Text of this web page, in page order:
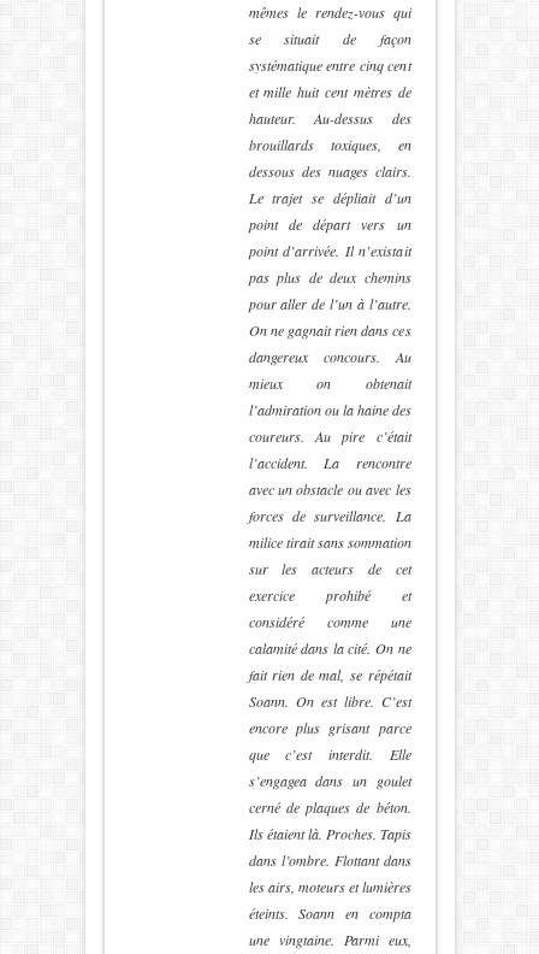
mêmes le rendez-vous qui
se situait de façon
systématique entre cinq cent
et mille huit cent mètres de
hauteur. Au-dessus des
brouillards toxiques, en
dessous des nuages clairs.
Le trajet se dépliait d’un
point de départ vers un
point d’arrivée. Il n’existait
pas plus de deux chemins
pour aller de l’un à l’autre.
On ne gagnait rien dans ces
dangereux concours. Au
mieux on obtenait
l’admiration ou la haine des
coureurs. Au pire c’était
l’accident. La rencontre
avec un obstacle ou avec les
forces de surveillance. La
milice tirait sans sommation
sur les acteurs de cet
exercice prohibé et
considéré comme une
calamité dans la cité. On ne
fait rien de mal, se répétait
Soann. On est libre. C’est
encore plus grisant parce
que c’est interdit. Elle
s’engagea dans un goulet
cerné de plaques de béton.
Ils étaient là. Proches. Tapis
dans l’ombre. Flottant dans
les airs, moteurs et lumières
éteints. Soann en compta
une vingtaine. Parmi eux,